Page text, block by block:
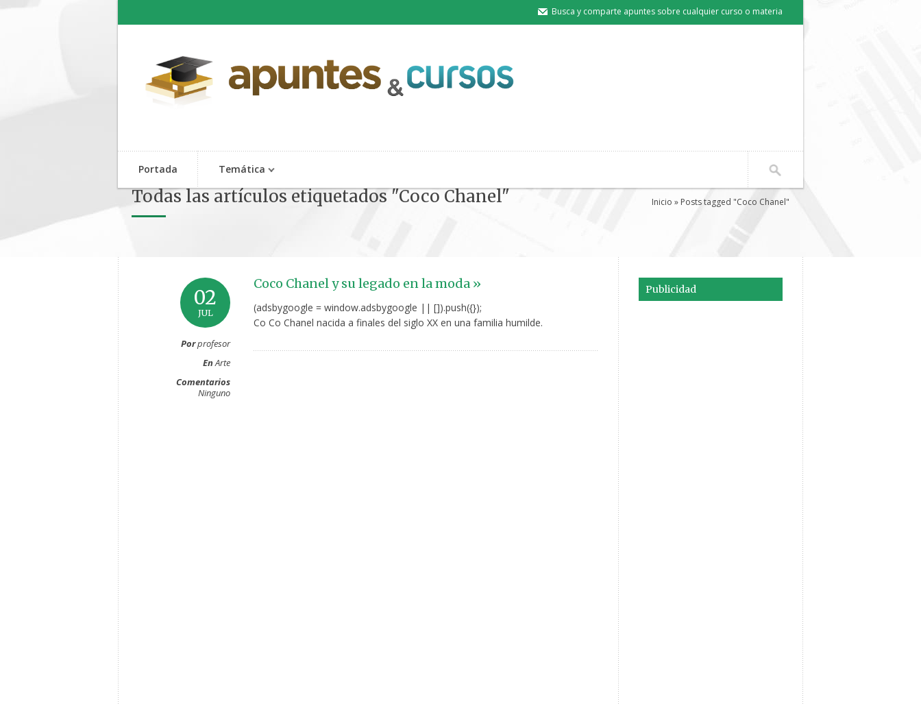
Busca y comparte apuntes sobre cualquier curso o materia
Portada Temática
Todas las artículos etiquetados "Coco Chanel" Inicio » Posts tagged "Coco Chanel"
02
JUL
Porprofesor
EnArte
Comentarios
Ninguno
Coco Chanel y su legado en la moda »
(adsbygoogle = window.adsbygoogle || []).push({});
Co Co Chanel nacida a finales del siglo XX en una familia humilde.
Publicidad